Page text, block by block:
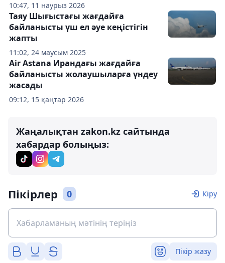
10:47, 11 наурыз 2026
11:02, 24 маусым 2025
Таяу Шығыстағы жағдайға
байланысты үш ел әуе кеңістігін
жапты
09:12, 15 қаңтар 2026
Air Astana Ирандағы жағдайға
байланысты жолаушыларға үндеу
жасады
Жаңалықтан zakon.kz сайтында
хабардар болыңыз:
Пікірлер 0 Кіру
Пікір жазу